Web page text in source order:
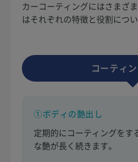
カーコーティングにはさまざ
はそれぞれの特徴と役割につい
コーティ
①ボディの艶出し
定期的にコーティングをす
な艶が長く続きます。